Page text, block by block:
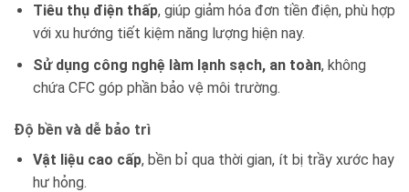
Tiêu thụ điện thấp, giúp giảm hóa đơn tiền điện, phù hợp
với xu hướng tiết kiệm năng lượng hiện nay.
Sử dụng công nghệ làm lạnh sạch, an toàn, không
chứa CFC góp phần bảo vệ môi trường.
Độ bền và dễ bảo trì
Vật liệu cao cấp, bền bỉ qua thời gian, ít bị trầy xước hay
hư hỏng.